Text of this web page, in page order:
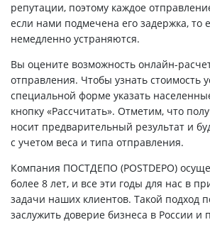
репутации, поэтому каждое
если нами подмечена его задержка, то
немедленно устраняются.
Вы оцените возможность онлайн-
отправления. Чтобы узнать стоимость
специальной форме указать
кнопку «Рассчитать». Отметим, что
носит предварительный результат и
с учетом веса и типа отправления.
Компания ПОСТДЕПО (POSTDEPO)
более 8 лет, и все эти годы для нас в
задачи наших клиентов. Такой подход
заслужить доверие бизнеса в России и